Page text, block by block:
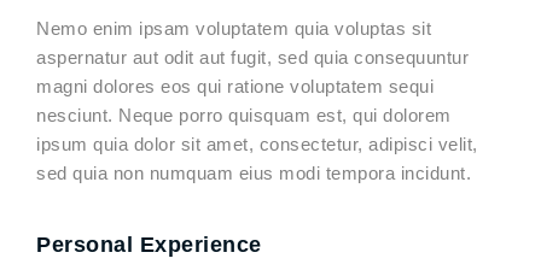
Nemo enim ipsam voluptatem quia voluptas sit
aspernatur aut odit aut fugit, sed quia consequuntur
magni dolores eos qui ratione voluptatem sequi
nesciunt. Neque porro quisquam est, qui dolorem
ipsum quia dolor sit amet, consectetur, adipisci velit,
sed quia non numquam eius modi tempora incidunt.
Personal Experience